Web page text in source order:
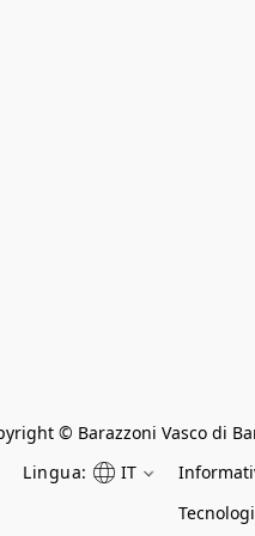
© Barazzoni Vasco di
Lingua:
IT